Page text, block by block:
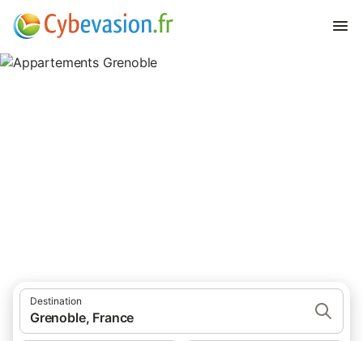
Destination
Grenoble, France